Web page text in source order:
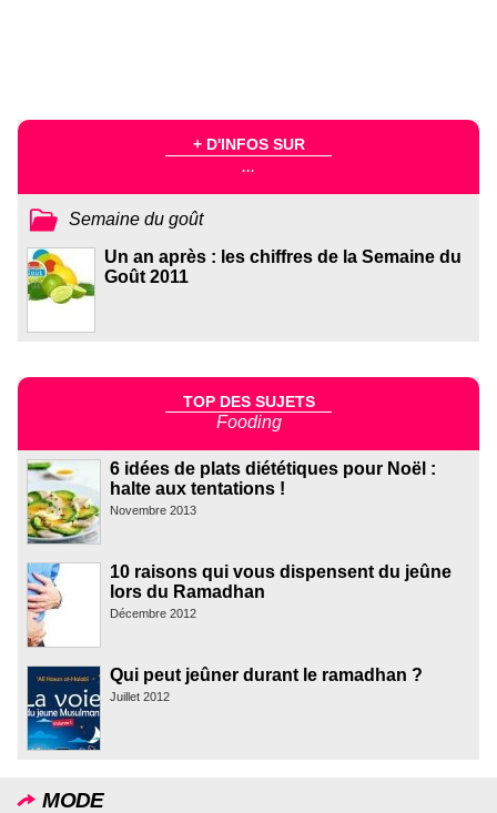
+ D'INFOS SUR
...
Semaine du goût
Un an après : les chiffres de la Semaine du
Goût 2011
TOP DES SUJETS
Fooding
6 idées de plats diététiques pour Noël :
halte aux tentations !
Novembre 2013
10 raisons qui vous dispensent du jeûne
lors du Ramadhan
Décembre 2012
Qui peut jeûner durant le ramadhan ?
Juillet 2012
MODE